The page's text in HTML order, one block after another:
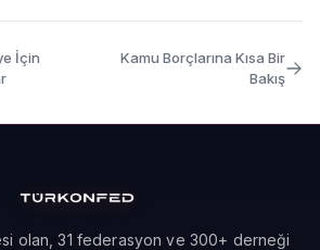
İçin
Kamu Borçlarına Kısa Bir
Bakış
olan, 31 federasyon ve 300+ derneği